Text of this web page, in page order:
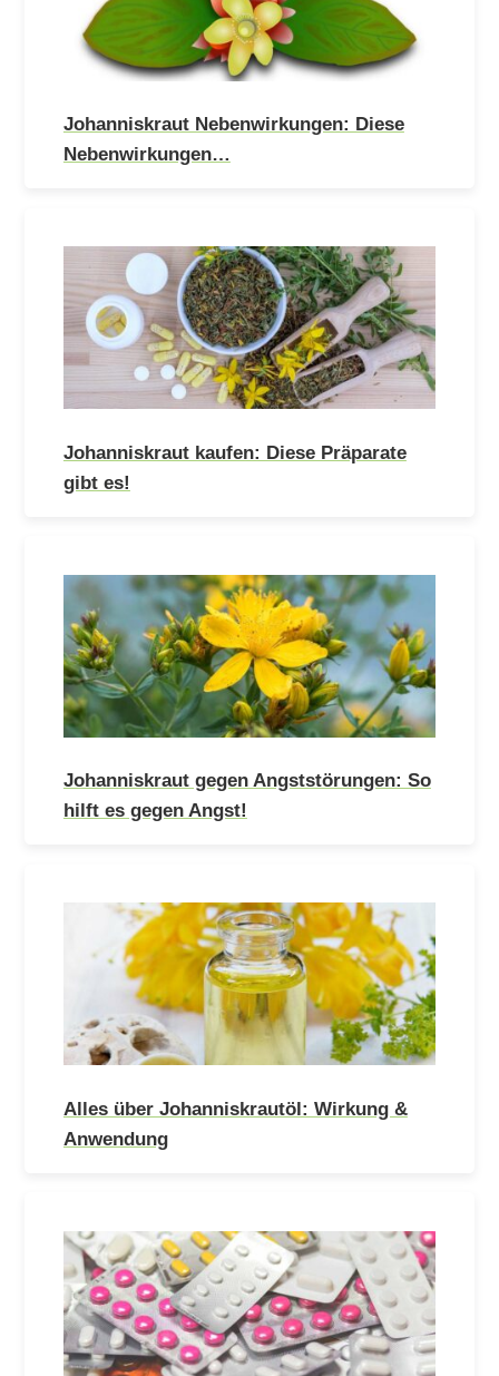
Johanniskraut Nebenwirkungen: Diese
Nebenwirkungen…
Johanniskraut kaufen: Diese Präparate
gibt es!
Johanniskraut gegen Angststörungen: So
hilft es gegen Angst!
Alles über Johanniskrautöl: Wirkung &
Anwendung